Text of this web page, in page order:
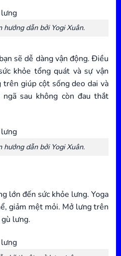
dẫn bởi Yogi Xuân.
sẽ dễ dàng vận động. Điều
khỏe tổng quát và sự vận
trên giúp cột sống deo dai và
sau không còn đau thắt
dẫn bởi Yogi Xuân.
lớn đến sức khỏe lưng. Yoga
giảm mệt mỏi. Mở lưng trên
lưng.